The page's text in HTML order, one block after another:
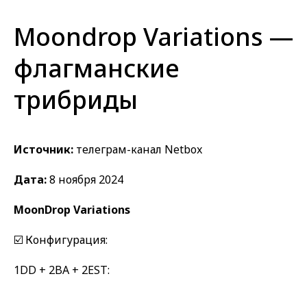
Moondrop Variations —
флагманские
трибриды
Источник: телеграм-канал Netbox
Дата:8 ноября 2024
MoonDrop Variations
☑️ Конфигурация:
1DD + 2BA + 2EST: